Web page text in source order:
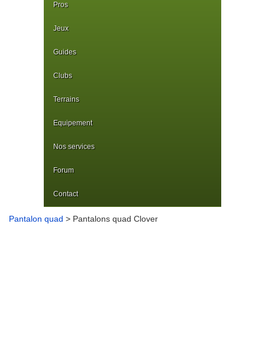
Pros
Jeux
Guides
Clubs
Terrains
Equipement
Nos services
Forum
Contact
Pantalon quad > Pantalons quad Clover